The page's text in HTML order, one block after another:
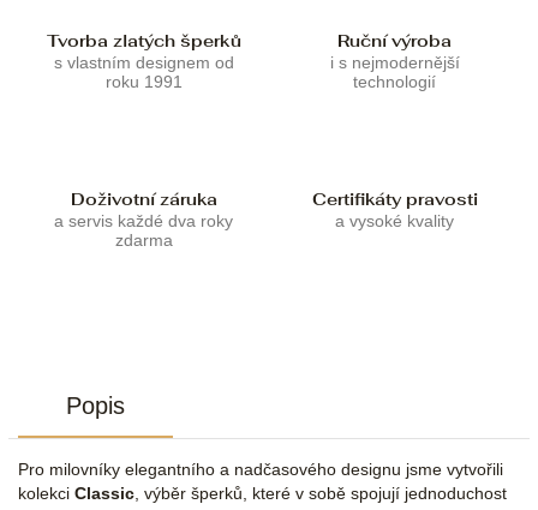
Tvorba zlatých šperků
s vlastním designem od
roku 1991
Ruční výroba
i s nejmodernější
technologií
Doživotní záruka
a servis každé dva roky
zdarma
Certifikáty pravosti
a vysoké kvality
Popis
Pro milovníky elegantního a nadčasového designu jsme vytvořili
kolekci Classic , výběr šperků, které v sobě spojují jednoduchost